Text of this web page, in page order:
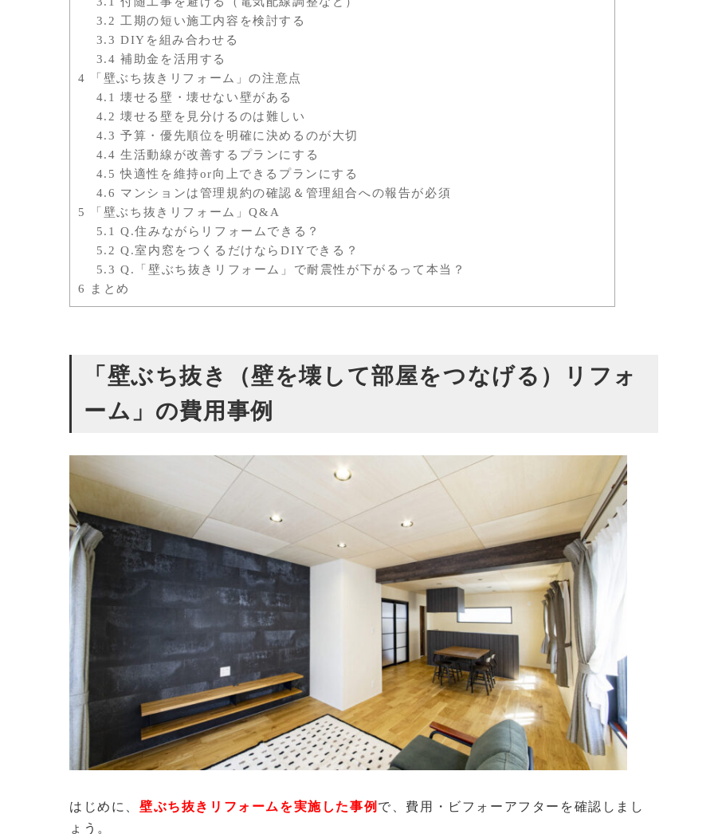
3.2 工期の短い施工内容を検討する
3.3 DIYを組み合わせる
3.4 補助金を活用する
4 「壁ぶち抜きリフォーム」の注意点
4.1 壊せる壁・壊せない壁がある
4.2 壊せる壁を見分けるのは難しい
4.3 予算・優先順位を明確に決めるのが大切
4.4 生活動線が改善するプランにする
4.5 快適性を維持or向上できるプランにする
4.6 マンションは管理規約の確認＆管理組合への報告が必須
5
「壁ぶち抜きリフォーム」Q&A
5.1 Q.住みながらリフォームできる？
5.2 Q.室内窓をつくるだけならDIYできる？
5.3 Q.「壁ぶち抜きリフォーム」で耐震性が下がるって本当？
6
まとめ
「壁ぶち抜き（壁を壊して部屋をつなげる）リフォ
ーム」の費用事例
はじめに、 壁ぶち抜きリフォームを実施した事例 で、費用・ビフォーアフターを確認しまし
ょう。